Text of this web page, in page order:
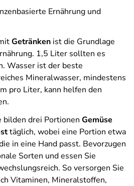
Ernährung und
Getränken ist die Grundlage
1,5 Liter sollten es
Wasser ist der beste
Mineralwasser, mindestens
pro Liter, kann helfen den
bilden drei Portionen Gemüse
täglich, wobei eine Portion etwa
in eine Hand passt. Bevorzugen
Sorten und essen Sie
So versorgen Sie
Vitaminen, Mineralstoffen,